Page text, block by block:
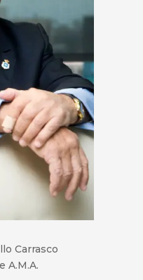
Carrasco
A.M.A.